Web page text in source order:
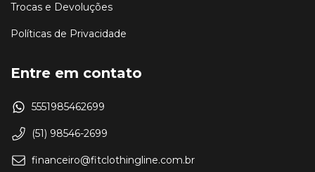
Trocas e Devoluções
Políticas de Privacidade
Entre em contato
5551985462699
(51) 98546-2699
financeiro@fitclothingline.com.br